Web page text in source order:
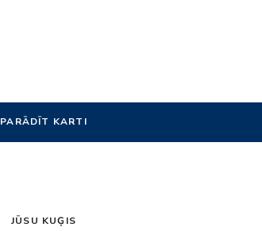
PARĀDĪT KARTI
JŪSU KUĢIS